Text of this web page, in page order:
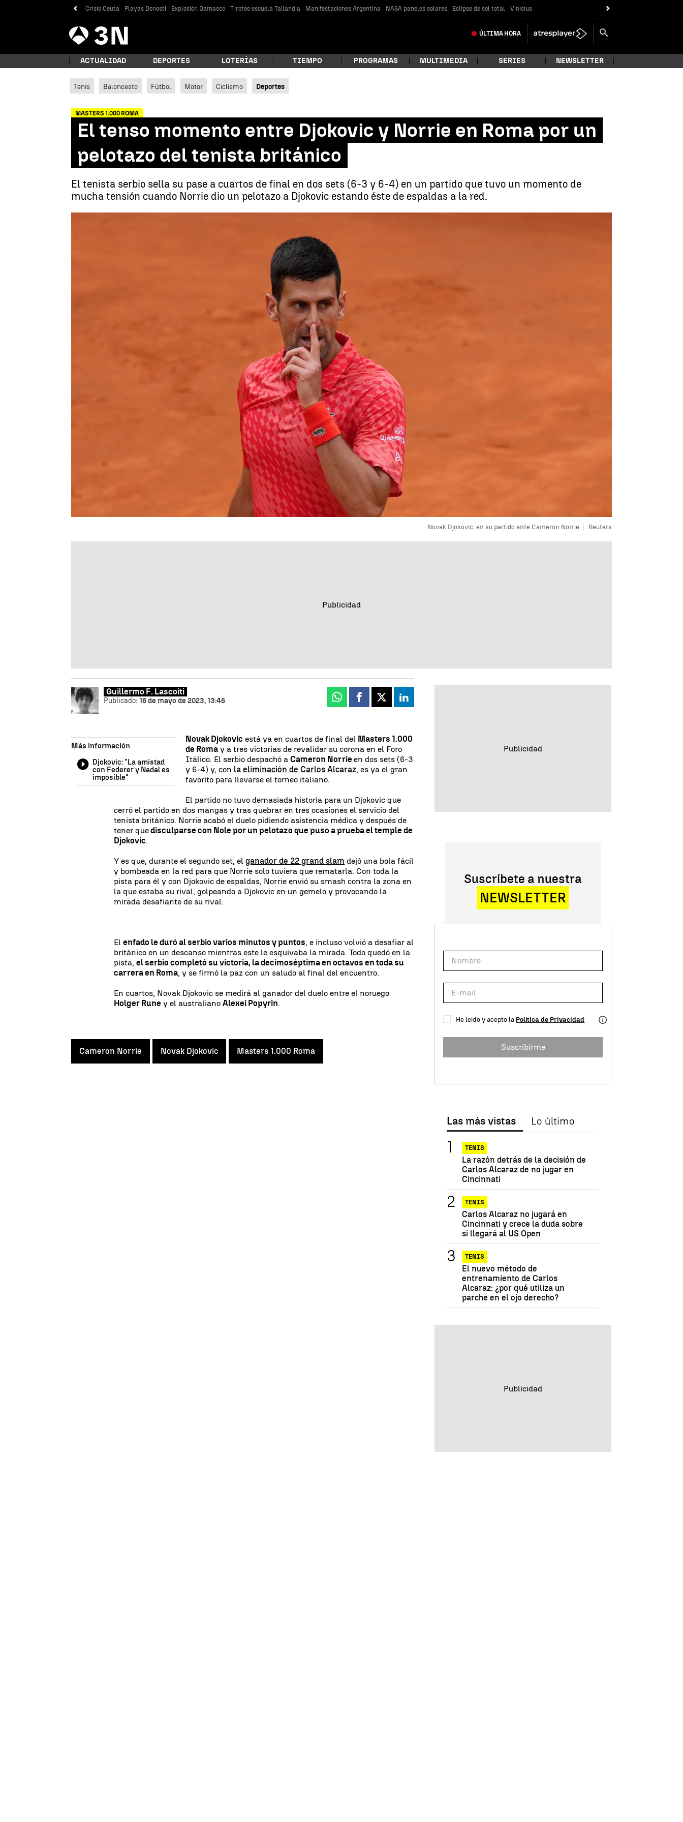
Crisis Ceuta Playas Donosti Explosión Damasco Tiroteo escuela Tailandia Manifestaciones Argentina NASA paneles solares Eclipse de sol total Vinicius
Antena
3 Noticias ÚLTIMA HORA
¿Qué estás buscando?
Buscar
ACTUALIDAD DEPORTES LOTERÍAS TIEMPO PROGRAMAS MULTIMEDIA SERIES NEWSLETTER
Tenis Baloncesto Fútbol Motor Ciclismo Deportes
MASTERS 1.000 ROMA
El tenso momento entre Djokovic y Norrie en Roma por un
pelotazo del tenista británico
El tenista serbio sella su pase a cuartos de final en dos sets (6-3 y 6-4) en un partido que tuvo un momento de
mucha tensión cuando Norrie dio un pelotazo a Djokovic estando éste de espaldas a la red.
Novak Djokovic, en su partido ante Cameron Norrie Reuters
Guillermo F. Lascoiti
Publicado: 16 de mayo de 2023, 13:46 Whatsapp
Facebook
X Linkedin
Más información
Djokovic: "La amistad
con Federer y Nadal es
imposible"
Novak Djokovic está ya en cuartos de final del Masters 1.000
de Romay a tres victorias de revalidar su corona en el Foro
Itálico. El serbio despachó a Cameron Norrie en dos sets (6-3
y 6-4) y, con la eliminación de Carlos Alcaraz, es ya el gran
favorito para llevarse el torneo italiano.
El partido no tuvo demasiada historia para un Djokovic que
cerró el partido en dos mangas y tras quebrar en tres ocasiones el servicio del
tenista británico. Norrie acabó el duelo pidiendo asistencia médica y después de
tener quedisculparse con Nole por un pelotazo que puso a prueba el temple de
Djokovic.
Y es que, durante el segundo set, elganador de 22 grand slam dejó una bola fácil
y bombeada en la red para que Norrie solo tuviera que rematarla. Con toda la
pista para él y con Djokovic de espaldas, Norrie envió su smash contra la zona en
la que estaba su rival, golpeando a Djokovic en un gemelo y provocando la
mirada desafiante de su rival.
Elenfado le duró al serbio varios minutos y puntos, e incluso volvió a desafiar al
británico en un descanso mientras este le esquivaba la mirada. Todo quedó en la
pista,el serbio completó su victoria, la decimoséptima en octavos en toda su
carrera en Roma, y se firmó la paz con un saludo al final del encuentro.
En cuartos, Novak Djokovic se medirá al ganador del duelo entre el noruego
Holger Rune y el australianoAlexei Popyrin.
Cameron Norrie Novak Djokovic Masters 1.000 Roma
Suscríbete a nuestra
NEWSLETTER
He leído y acepto la Política de Privacidad
Suscribirme
Las más vistas Lo último
TENIS
La razón detrás de la decisión de
Carlos Alcaraz de no jugar en
Cincinnati
TENIS
Carlos Alcaraz no jugará en
Cincinnati y crece la duda sobre
si llegará al US Open
TENIS
El nuevo método de
entrenamiento de Carlos
Alcaraz: ¿por qué utiliza un
parche en el ojo derecho?